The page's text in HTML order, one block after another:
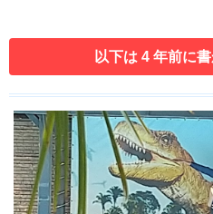
以下は 4 年前に